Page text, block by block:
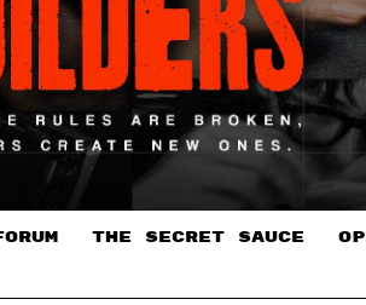
THE SECRET SAUCE​